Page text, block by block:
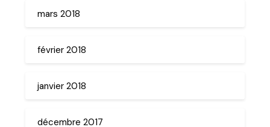
mars 2018
février 2018
janvier 2018
décembre 2017